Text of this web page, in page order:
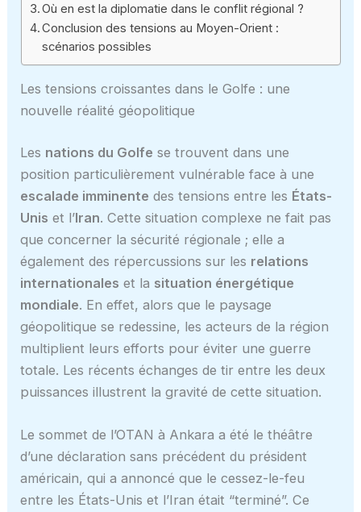
Où en est la diplomatie dans le conflit régional ?
Conclusion des tensions au Moyen-Orient :
scénarios possibles
Les tensions croissantes dans le Golfe : une
nouvelle réalité géopolitique
Les nations du Golfe se trouvent dans une
position particulièrement vulnérable face à une
escalade imminente des tensions entre les États-
Unis et l’Iran. Cette situation complexe ne fait pas
que concerner la sécurité régionale ; elle a
également des répercussions sur les relations
internationales et la situation énergétique
mondiale. En effet, alors que le paysage
géopolitique se redessine, les acteurs de la région
multiplient leurs efforts pour éviter une guerre
totale. Les récents échanges de tir entre les deux
puissances illustrent la gravité de cette situation.
Le sommet de l’OTAN à Ankara a été le théâtre
d’une déclaration sans précédent du président
américain, qui a annoncé que le cessez-le-feu
entre les États-Unis et l’Iran était “terminé”. Ce